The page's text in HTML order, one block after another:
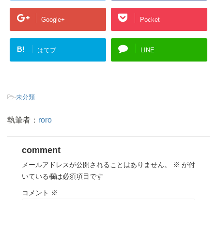
Google+ Pocket
B! はてブ LINE
-未分類
執筆者： roro
comment
メールアドレスが公開されることはありません。 ※ が付
いている欄は必須項目です
コメント ※